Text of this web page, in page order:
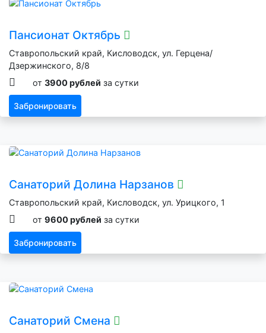
Пансионат Октябрь
Ставропольский край, Кисловодск, ул. Герцена/
Дзержинского, 8/8
от 3900 рублей за сутки
Забронировать
Санаторий Долина Нарзанов
Ставропольский край, Кисловодск, ул. Урицкого, 1
от 9600 рублей за сутки
Забронировать
Санаторий Смена